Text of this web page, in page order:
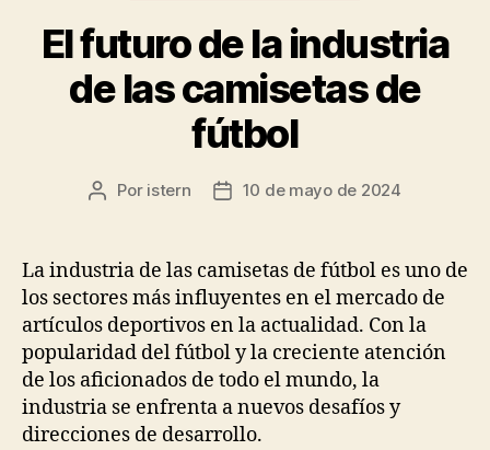
El futuro de la industria
de las camisetas de
fútbol
Autor
entrada
Por istern
Fecha
entrada
10 de mayo de 2024
La industria de las camisetas de fútbol es uno de
los sectores más influyentes en el mercado de
artículos deportivos en la actualidad. Con la
popularidad del fútbol y la creciente atención
de los aficionados de todo el mundo, la
industria se enfrenta a nuevos desafíos y
direcciones de desarrollo.